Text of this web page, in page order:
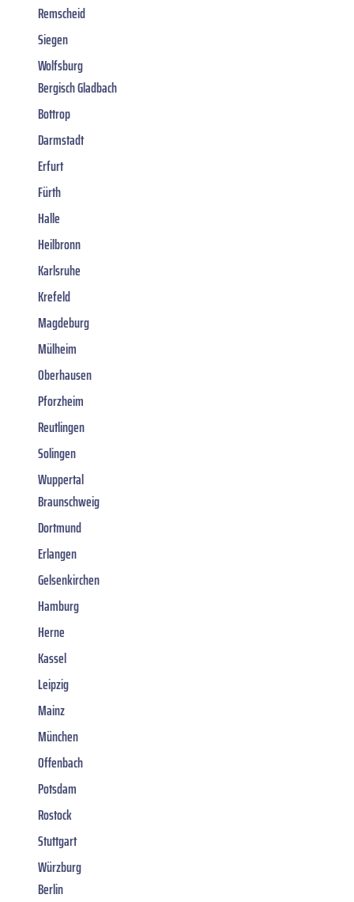
Remscheid
Siegen
Wolfsburg
Bergisch Gladbach
Bottrop
Darmstadt
Erfurt
Fürth
Halle
Heilbronn
Karlsruhe
Krefeld
Magdeburg
Mülheim
Oberhausen
Pforzheim
Reutlingen
Solingen
Wuppertal
Braunschweig
Dortmund
Erlangen
Gelsenkirchen
Hamburg
Herne
Kassel
Leipzig
Mainz
München
Offenbach
Potsdam
Rostock
Stuttgart
Würzburg
Berlin